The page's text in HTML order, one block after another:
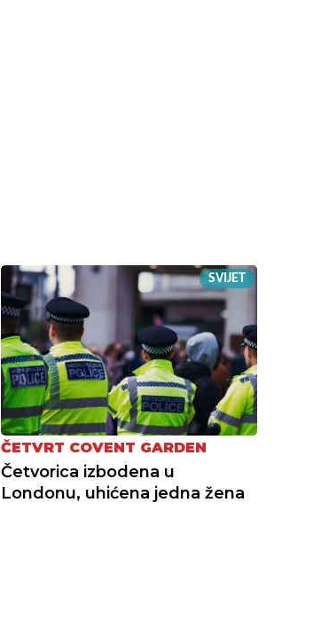
SVIJET
ČETVRT COVENT GARDEN
Četvorica izbodena u
Londonu, uhićena jedna žena